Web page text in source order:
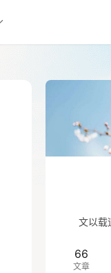
文以载
66
文章